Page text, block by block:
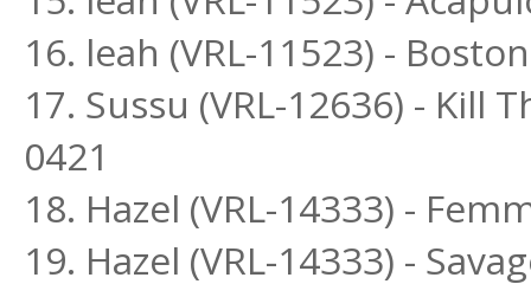
16. leah (VRL-11523) -
17. Sussu (VRL-12636) - Kill
0421
18. Hazel (VRL-14333) -
19. Hazel (VRL-14333) -